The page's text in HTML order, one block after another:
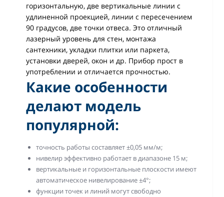
горизонтальную, две вертикальные линии с
удлиненной проекцией, линии с пересечением
90 градусов, две точки отвеса. Это отличный
лазерный уровень для стен, монтажа
сантехники, укладки плитки или паркета,
установки дверей, окон и др. Прибор прост в
употреблении и отличается прочностью.
Какие особенности
делают модель
популярной:
точность работы составляет ±0,05 мм/м;
нивелир эффективно работает в диапазоне 15 м;
вертикальные и горизонтальные плоскости имеют
автоматическое нивелирование ±4°;
функции точек и линий могут свободно